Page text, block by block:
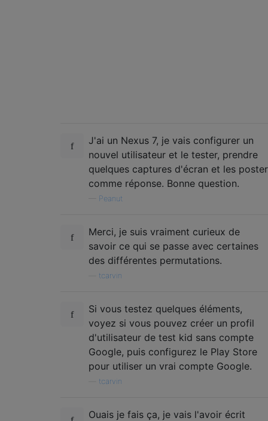
J'ai un Nexus 7, je vais configurer un
nouvel utilisateur et le tester, prendre
quelques captures d'écran et les poster
comme réponse. Bonne question.
Peanut
Merci, je suis vraiment curieux de
savoir ce qui se passe avec certaines
des différentes permutations.
tcarvin
Si vous testez quelques éléments,
voyez si vous pouvez créer un profil
d'utilisateur de test kid sans compte
Google, puis configurez le Play Store
pour utiliser un vrai compte Google.
tcarvin
Ouais je fais ça, je vais l'avoir écrit